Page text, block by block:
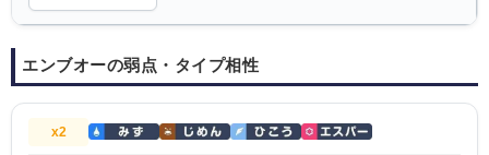
エンブオーの弱点・タイプ相性
x2